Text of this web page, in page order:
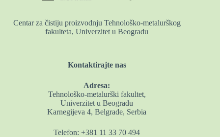
Centar za čistiju proizvodnju Tehnološko-metalurškog
fakulteta, Univerzitet u Beogradu
Kontaktirajte nas
Adresa:
Tehnološko-metalurški fakultet,
Univerzitet u Beogradu
Karnegijeva 4, Belgrade, Serbia
Telefon: +381 11 33 70 494